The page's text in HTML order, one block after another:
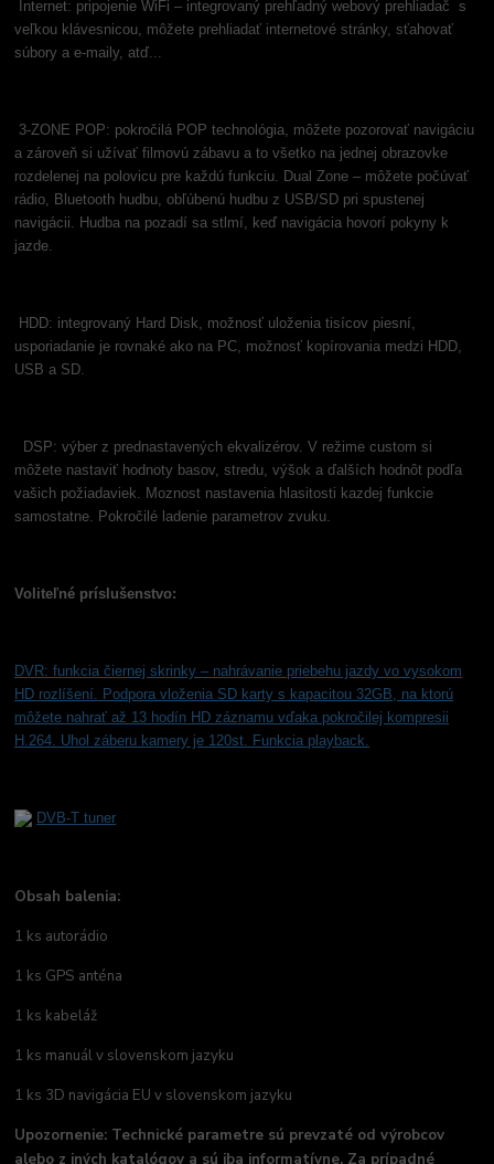
Internet: pripojenie WiFi – integrovaný prehľadný webový prehliadač s
veľkou klávesnicou, môžete prehliadať internetové stránky, sťahovať
súbory a e-maily, atď...
3-ZONE POP: pokročilá POP technológia, môžete pozorovať navigáciu
a zároveň si užívať filmovú zábavu a to všetko na jednej obrazovke
rozdelenej na polovicu pre každú funkciu. Dual Zone – môžete počúvať
rádio, Bluetooth hudbu, obľúbenú hudbu z USB/SD pri spustenej
navigácii. Hudba na pozadí sa stlmí, keď navigácia hovorí pokyny k
jazde.
HDD: integrovaný Hard Disk, možnosť uloženia tisícov piesní,
usporiadanie je rovnaké ako na PC, možnosť kopírovania medzi HDD,
USB a SD.
DSP: výber z prednastavených ekvalizérov. V režime custom si
môžete nastaviť hodnoty basov, stredu, výšok a ďalších hodnôt podľa
vašich požiadaviek. Moznost nastavenia hlasitosti kazdej funkcie
samostatne. Pokročilé ladenie parametrov zvuku.
Voliteľné príslušenstvo:
DVR: funkcia čiernej skrinky – nahrávanie priebehu jazdy vo vysokom
HD rozlíšení. Podpora vloženia SD karty s kapacitou 32GB, na ktorú
môžete nahrať až 13 hodín HD záznamu vďaka pokročilej kompresii
H.264. Uhol záberu kamery je 120st. Funkcia playback.
DVB-T tuner
Obsah balenia:
1 ks autorádio
1 ks GPS anténa
1 ks kabeláž
1 ks manuál v slovenskom jazyku
1 ks 3D navigácia EU v slovenskom jazyku
Upozornenie: Technické parametre sú prevzaté od výrobcov
alebo z iných katalógov a sú iba informatívne. Za prípadné